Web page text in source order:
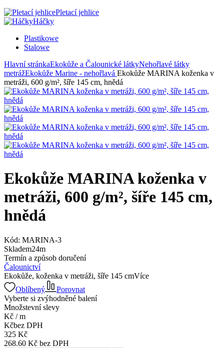
Pletací jehlice
Háčky
Plastikowe
Stalowe
Hlavní stránkaEkokůže a Čalounické látkyNehořlavé látky
metrážEkokůže Marine - nehořlavá Ekokůže MARINA koženka v
metráži, 600 g/m², šíře 145 cm, hnědá
Ekokůže MARINA koženka v
metráži, 600 g/m², šíře 145 cm,
hnědá
Kód: MARINA-3
Skladem24m
Termín a způsob doručení
Čalounictví
Ekokůže, koženka v metráži, šíře 145 cmVíce
Oblíbený
Porovnat
Vyberte si zvýhodněné balení
Množstevní slevy
Kč /m
Kčbez DPH
325 Kč
268.60 Kč bez DPH